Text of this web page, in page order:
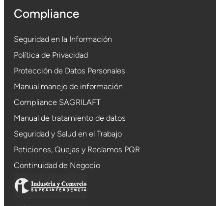
Compliance
Seguridad en la Información
Política de Privacidad
Protección de Datos Personales
Manual manejo de información
Compliance SAGRILAFT
Manual de tratamiento de datos
Seguridad y Salud en el Trabajo
Peticiones, Quejas y Reclamos PQR
Continuidad de Negocio